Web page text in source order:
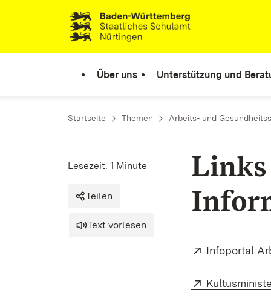
Zum Inhalt springen
Link zur Startseite
Über uns Unterstützung und
Startseite Themen Arbeits- und
Links
Lesezeit: 1 Minute
Teilen
Text vorlesen
Extern:
Infoportal
Extern: